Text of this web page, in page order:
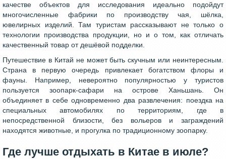
качестве объектов для исследования идеально подойдут
многочисленные фабрики по производству чая, шёлка,
ювелирных изделий. Там туристам рассказывают не только о
технологии производства продукции, но и о том, как отличать
качественный товар от дешёвой подделки.
Путешествие в Китай не может быть скучным или неинтересным.
Страна в первую очередь привлекает богатством флоры и
фауны. Например, невероятно популярностью у туристов
пользуется зоопарк-сафари на острове Ханьшань. Он
объединяет в себе одновременно два развлечения: поездка на
специальных автомобилях по территориям, где в
непосредственной близости, без вольеров и заграждений
находятся животные, и прогулка по традиционному зоопарку.
Где лучше отдыхать в Китае в июле?